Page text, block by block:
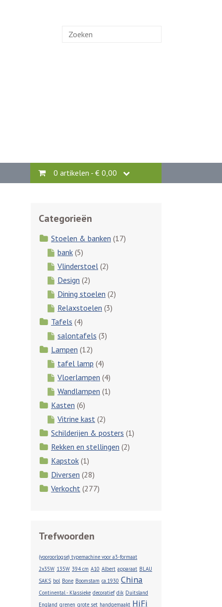
Zoek
0 artikelen - € 0,00
Categorieën
Stoelen & banken (17)
bank (5)
Vlinderstoel (2)
Design (2)
Dining stoelen (2)
Relaxstoelen (3)
Tafels (4)
salontafels (3)
Lampen (12)
tafel lamp (4)
Vloerlampen (4)
Wandlampen (1)
Kasten (6)
Vitrine kast (2)
Schilderijen & posters (1)
Rekken en stellingen (2)
Kapstok (1)
Diversen (28)
Verkocht (277)
Trefwoorden
(vooroorlogse) typemachine voor a3-formaat
2x35W 135W 394 cm A10 Albert apparaat BLAU
SAKS bol Bone Boomstam ca.1930 China
Continental - Klassieke decoratief dik Duitsland
England grenen grote set handgemaakt HiFi